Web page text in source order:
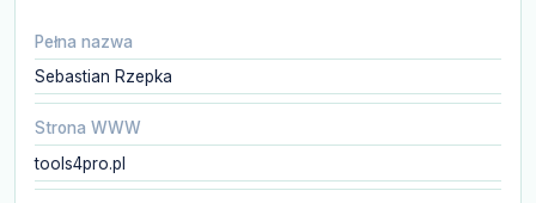
Pełna nazwa
Sebastian Rzepka
Strona WWW
tools4pro.pl